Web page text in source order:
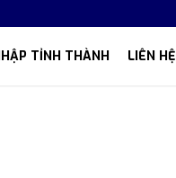
TỈNH THÀNH LIÊN HỆ